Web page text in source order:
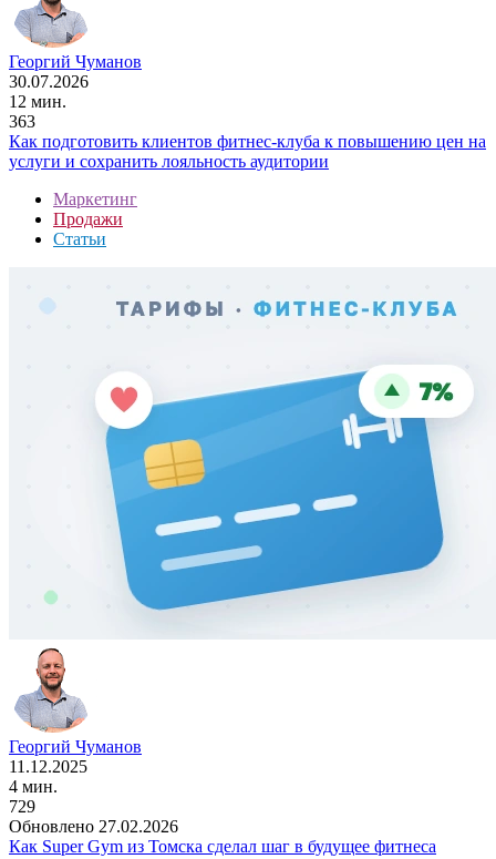
Георгий Чуманов
30.07.2026
12 мин.
363
Как подготовить клиентов фитнес-клуба к повышению цен на
услуги и сохранить лояльность аудитории
Маркетинг
Продажи
Статьи
Георгий Чуманов
11.12.2025
4 мин.
729
Обновлено 27.02.2026
Как Super Gym из Томска сделал шаг в будущее фитнеса